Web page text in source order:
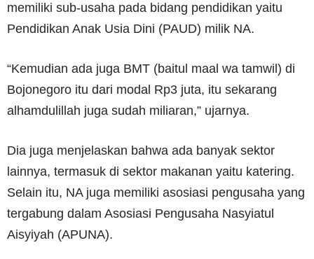
memiliki sub-usaha pada bidang pendidikan yaitu
Pendidikan Anak Usia Dini (PAUD) milik NA.
“Kemudian ada juga BMT (baitul maal wa tamwil) di
Bojonegoro itu dari modal Rp3 juta, itu sekarang
alhamdulillah juga sudah miliaran,” ujarnya.
Dia juga menjelaskan bahwa ada banyak sektor
lainnya, termasuk di sektor makanan yaitu katering.
Selain itu, NA juga memiliki asosiasi pengusaha yang
tergabung dalam Asosiasi Pengusaha Nasyiatul
Aisyiyah (APUNA).